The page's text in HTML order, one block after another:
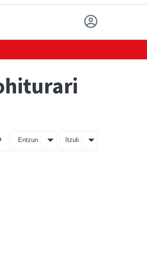
Entzun Itzuli